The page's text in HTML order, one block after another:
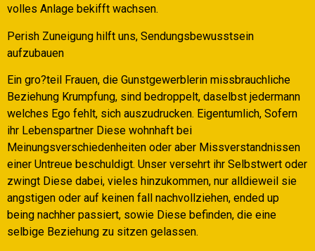
volles Anlage bekifft wachsen.
Perish Zuneigung hilft uns, Sendungsbewusstsein
aufzubauen
Ein gro?teil Frauen, die Gunstgewerblerin missbrauchliche
Beziehung Krumpfung, sind bedroppelt, daselbst jedermann
welches Ego fehlt, sich auszudrucken. Eigentumlich, Sofern
ihr Lebenspartner Diese wohnhaft bei
Meinungsverschiedenheiten oder aber Missverstandnissen
einer Untreue beschuldigt. Unser versehrt ihr Selbstwert oder
zwingt Diese dabei, vieles hinzukommen, nur alldieweil sie
angstigen oder auf keinen fall nachvollziehen, ended up
being nachher passiert, sowie Diese befinden, die eine
selbige Beziehung zu sitzen gelassen.